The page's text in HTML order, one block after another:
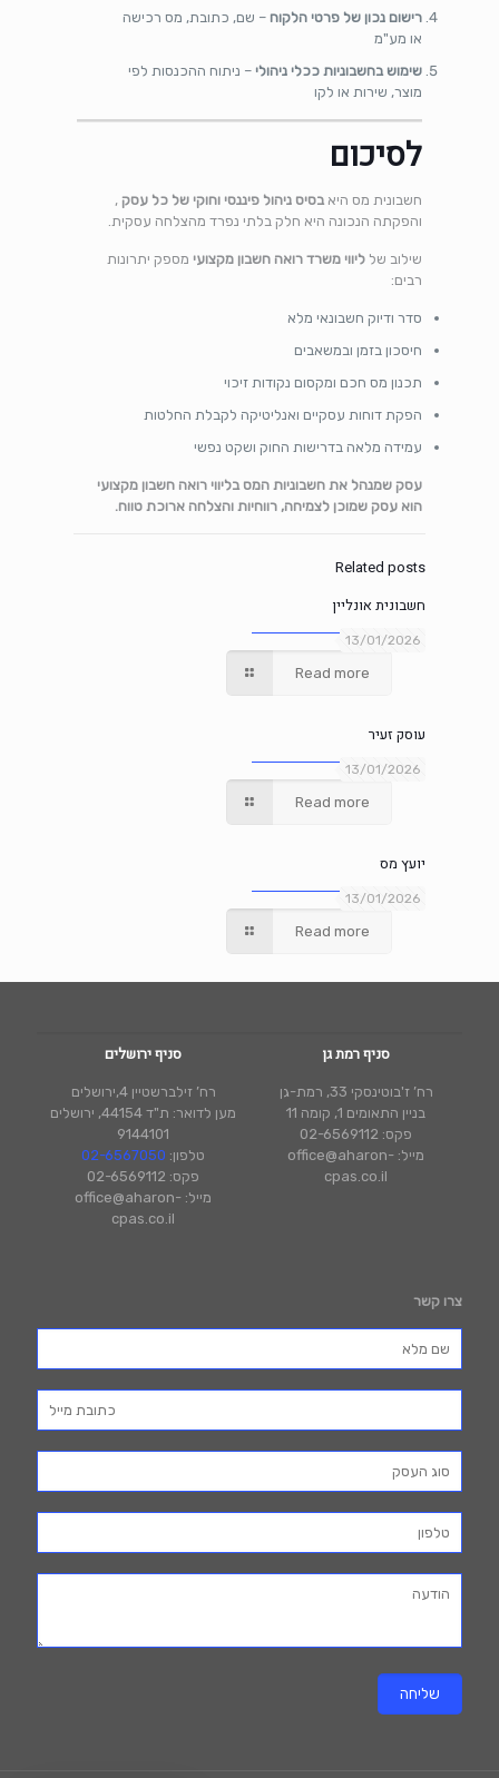
רישום נכון של פרטי הלקוח – שם, כתובת, מס רכישה
או מע"מ
שימוש בחשבוניות ככלי ניהולי – ניתוח ההכנסות לפי
מוצר, שירות או לקו
לסיכום
חשבונית מס היאבסיס ניהול פיננסי וחוקי של כל עסק,
והפקתה הנכונה היא חלק בלתי נפרד מהצלחה עסקית.
שילוב שלליווי משרד רואה חשבון מקצועי מספק יתרונות
רבים:
סדר ודיוק חשבונאי מלא
חיסכון בזמן ובמשאבים
תכנון מס חכם ומקסום נקודות זיכוי
הפקת דוחות עסקיים ואנליטיקה לקבלת החלטות
עמידה מלאה בדרישות החוק ושקט נפשי
עסק שמנהל את חשבוניות המס בליווי רואה חשבון מקצועי
הוא עסק שמוכן לצמיחה, רווחיות והצלחה ארוכת טווח.
Related posts
13/01/2026
חשבונית אונליין
Read more
13/01/2026
עוסק זעיר
Read more
13/01/2026
יועץ מס
Read more
סניף רמת גן
רח’ ז'בוטינסקי 33, רמת-גן
בניין התאומים 1, קומה 11
פקס: 02-6569112
מייל: office@aharon-
cpas.co.il
סניף ירושלים
רח’ זילברשטיין 4,ירושלים
מען לדואר: ת"ד 44154, ירושלים
9144101
טלפון: 02-6567050
פקס: 02-6569112
מייל: office@aharon-
cpas.co.il
צרו קשר